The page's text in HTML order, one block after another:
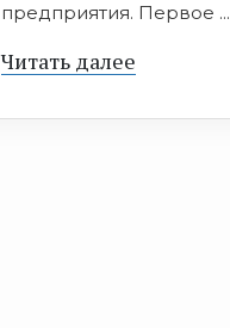
предприятия. Первое ...
Читать далее